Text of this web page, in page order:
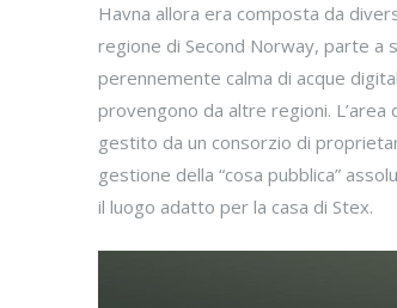
Havna allora era composta da
regione di Second Norway, parte a
perennemente calma di acque
provengono da altre regioni.
gestito da un consorzio di
gestione della “cosa pubblica”
il luogo adatto per la casa di Stex.